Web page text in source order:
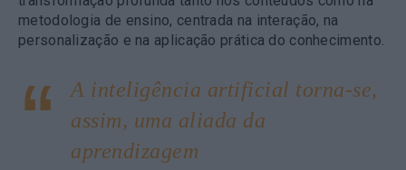
metodologia de ensino, centrada na interação, na
personalização e na aplicação prática do conhecimento.
A inteligência artificial torna-se,
assim, uma aliada da
aprendizagem